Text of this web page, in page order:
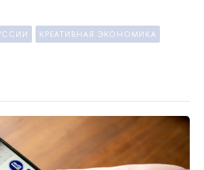
КРЕАТИВНАЯ ЭКОНОМИКА